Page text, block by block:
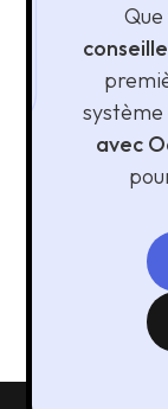
avec